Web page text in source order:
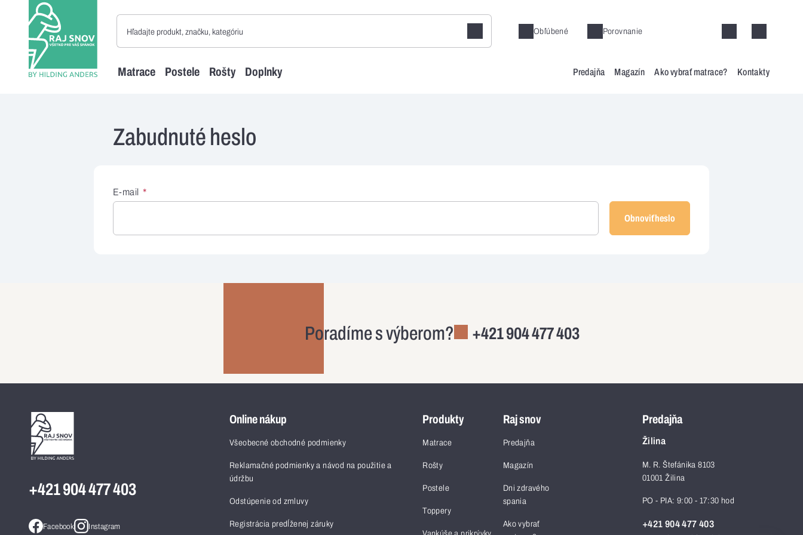
Matrace Postele Rošty Doplnky
Obľúbené Porovnanie
Predajňa Magazín Ako vybrať matrace? Kontakty
Zabudnuté heslo
E-mail
Obnoviť heslo
Poradíme s výberom? +421 904 477 403
+421 904 477 403
Facebook Instagram
Online nákup
Všeobecné obchodné podmienky
Reklamačné podmienky a návod na použitie a
údržbu
Odstúpenie od zmluvy
Registrácia predĺženej záruky
Produkty
Matrace
Rošty
Postele
Toppery
Raj snov
Predajňa
Magazín
Dni zdravého
spania
Ako vybrať
Predajňa
Žilina
M. R. Štefánika 8103
01001 Žilina
PO - PIA: 9:00 - 17:30 hod
+421 904 477 403